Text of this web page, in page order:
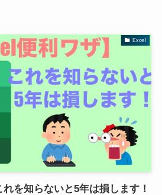
Excel
れを知らないと5年は損します！